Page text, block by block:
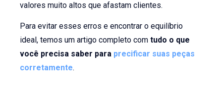
valores muito altos que afastam clientes.
Para evitar esses erros e encontrar o equilíbrio
ideal, temos um artigo completo comtudo o que
você precisa saber para precificar suas peças
corretamente.